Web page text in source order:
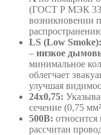
(ГОСТ Р МЭК
возникновении
LS (Low Smoke):
– низкое
минимальное
облегчает
улучшая
24х0,75:
сечение (0,75
500В:
рассчитан